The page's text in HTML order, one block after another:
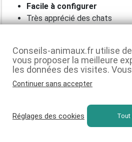
Facile à configurer
Très apprécié des chats
Ce qu’ils ont
Problèmes de configuration
Refus des chatsd’utiliser le
connectivité
Non-ajustement du couvercle
Conseils-animaux.fr utilise
vous proposer la meilleure
les données des visites.
Continuer sans accepter
Réglages des cookies Tout